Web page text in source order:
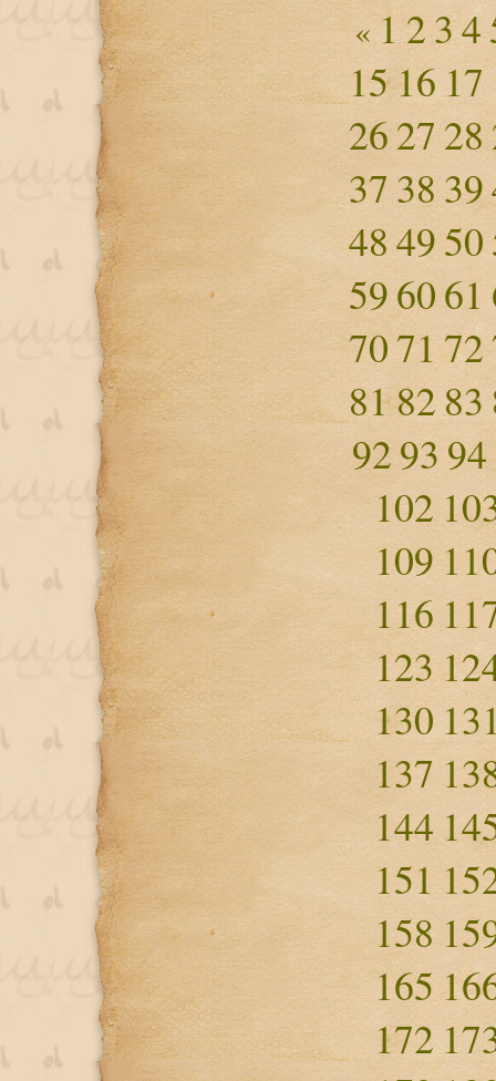
« 1234
15 1617
2627 28
37 38 39
484950
596061
7071 72
818283
9293 94
102
109
116
123
130
137
144
151
158
165
172